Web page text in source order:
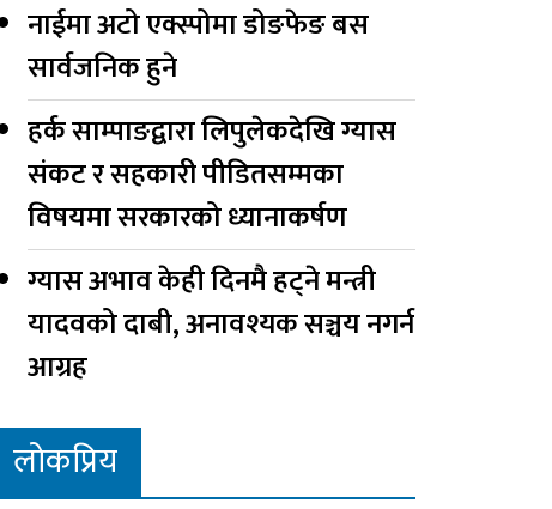
नाईमा अटो एक्स्पोमा डोङफेङ बस
सार्वजनिक हुने
हर्क साम्पाङद्वारा लिपुलेकदेखि ग्यास
संकट र सहकारी पीडितसम्मका
विषयमा सरकारको ध्यानाकर्षण
ग्यास अभाव केही दिनमै हट्ने मन्त्री
यादवको दाबी, अनावश्यक सञ्चय नगर्न
आग्रह
लोकप्रिय